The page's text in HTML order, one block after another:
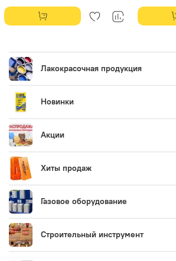
Лакокрасочная продукция
Новинки
Акции
Хиты продаж
Газовое оборудование
Строительный инструмент